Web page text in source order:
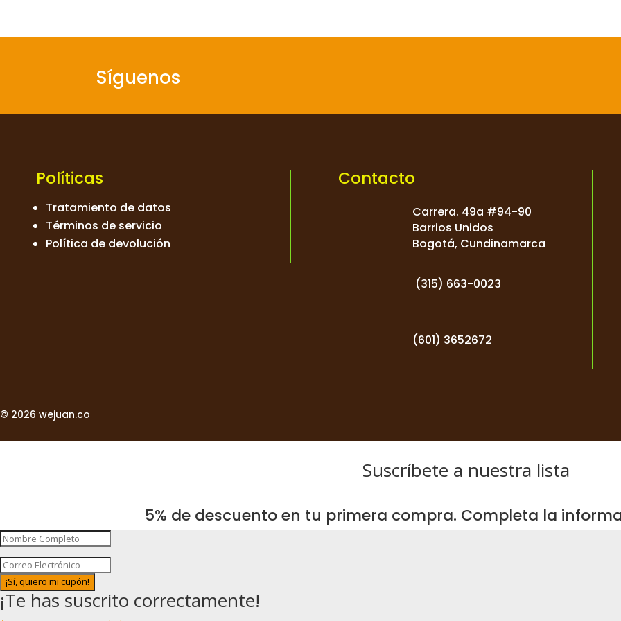
Síguenos
Políticas
Tratamiento de datos
Términos de servicio
Política de devolución
Contacto
Carrera. 49a #94-90
Barrios Unidos
Bogotá, Cundinamarca
(315) 663-0023
(601) 3652672
© 2026 wejuan.co
Suscríbete a nuestra lista
5% de descuento en tu primera compra. Completa la
¡Sí, quiero mi cupón!
¡Te has suscrito correctamente!